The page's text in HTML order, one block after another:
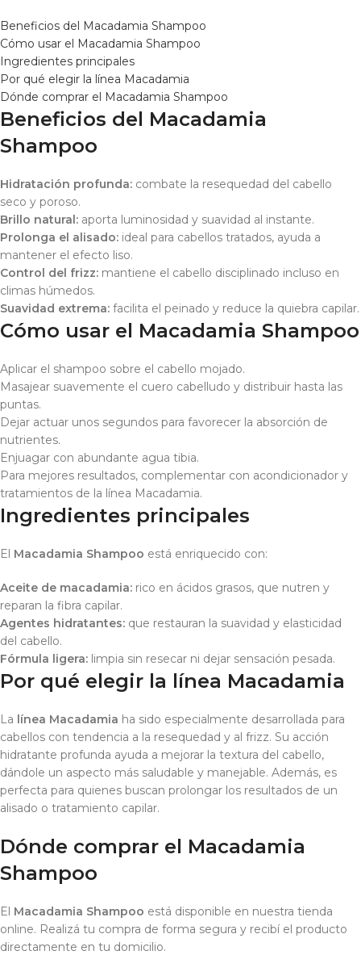
Beneficios del Macadamia Shampoo
Cómo usar el Macadamia Shampoo
Ingredientes principales
Por qué elegir la línea Macadamia
Dónde comprar el Macadamia Shampoo
Beneficios del Macadamia
Shampoo
Hidratación profunda: combate la resequedad del cabello
seco y poroso.
Brillo natural: aporta luminosidad y suavidad al instante.
Prolonga el alisado: ideal para cabellos tratados, ayuda a
mantener el efecto liso.
Control del frizz: mantiene el cabello disciplinado incluso en
climas húmedos.
Suavidad extrema: facilita el peinado y reduce la quiebra capilar.
Cómo usar el Macadamia Shampoo
Aplicar el shampoo sobre el cabello mojado.
Masajear suavemente el cuero cabelludo y distribuir hasta las
puntas.
Dejar actuar unos segundos para favorecer la absorción de
nutrientes.
Enjuagar con abundante agua tibia.
Para mejores resultados, complementar con acondicionador y
tratamientos de la línea Macadamia.
Ingredientes principales
El Macadamia Shampoo está enriquecido con:
Aceite de macadamia: rico en ácidos grasos, que nutren y
reparan la fibra capilar.
Agentes hidratantes: que restauran la suavidad y elasticidad
del cabello.
Fórmula ligera: limpia sin resecar ni dejar sensación pesada.
Por qué elegir la línea Macadamia
La línea Macadamia ha sido especialmente desarrollada para
cabellos con tendencia a la resequedad y al frizz. Su acción
hidratante profunda ayuda a mejorar la textura del cabello,
dándole un aspecto más saludable y manejable. Además, es
perfecta para quienes buscan prolongar los resultados de un
alisado o tratamiento capilar.
Dónde comprar el Macadamia
Shampoo
El Macadamia Shampoo está disponible en nuestra tienda
online. Realizá tu compra de forma segura y recibí el producto
directamente en tu domicilio.